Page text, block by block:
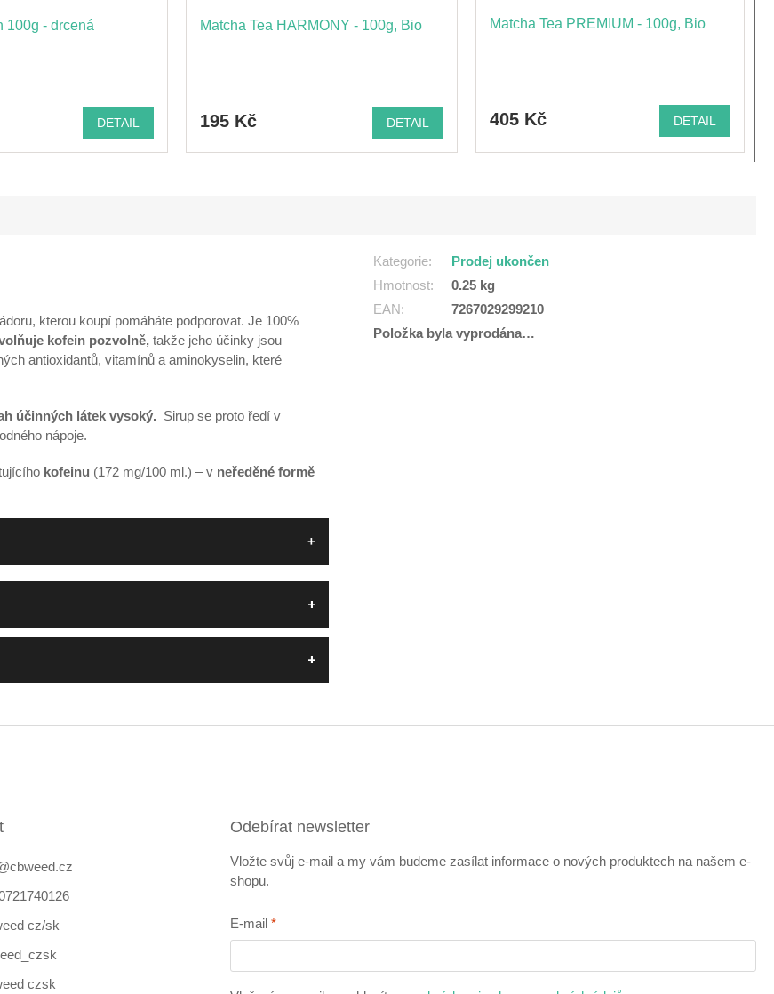
100g - drcená
DETAIL
Matcha Tea HARMONY - 100g, Bio
195 Kč DETAIL
Matcha Tea PREMIUM - 100g, Bio
405 Kč DETAIL
kterou koupí pomáháte podporovat. Je 100%
kofein pozvolně, takže jeho účinky jsou
antioxidantů, vitamínů a aminokyselin, které
účinných látek vysoký. Sirup se proto ředí v
nápoje.
kofeinu (172 mg/100 ml.) – v neředěné formě
Kategorie:
Prodej ukončen
Hmotnost:
0.25 kg
EAN:
7267029299210
Položka byla vyprodána…
cbweed.cz
cz/sk
czsk
Odebírat newsletter
Vložte svůj e-mail a my vám budeme zasílat informace o nových produktech na našem e-
shopu.
E-mail